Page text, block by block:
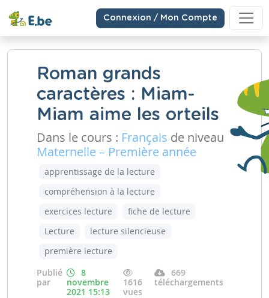
Connexion / Mon Compte
Roman grands
caractères : Miam-
Miam aime les orteils
Dans le cours : Français de niveau
Maternelle – Première année
apprentissage de la lecture
compréhension à la lecture
exercices lecture
fiche de lecture
Lecture
lecture silencieuse
première lecture
Publié
par
8
novembre
2021 15:13
1616
vues
669
téléchargements